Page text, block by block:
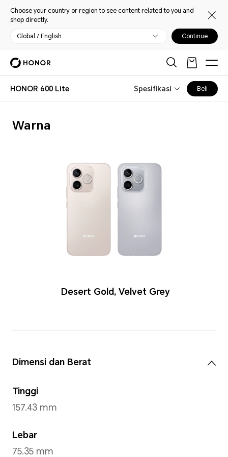
Choose your country or region to see content related to you and
shop directly.
Global / English Continue
HONOR 600 Lite Spesifikasi Beli
Warna